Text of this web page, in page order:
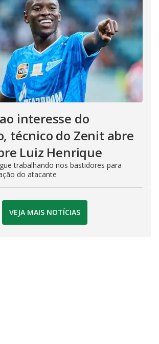
interesse do
técnico do Zenit abre
Luiz Henrique
trabalhando nos bastidores para
do atacante
VEJA MAIS NOTÍCIAS